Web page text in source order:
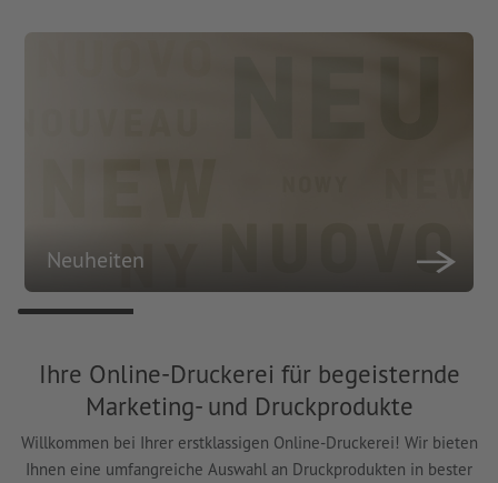
Ihre Online-Druckerei für begeisternde
Marketing- und Druckprodukte
Willkommen bei Ihrer erstklassigen Online-Druckerei! Wir bieten
Ihnen eine umfangreiche Auswahl an Druckprodukten in bester
Neuheiten